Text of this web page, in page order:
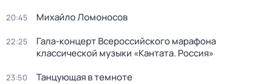
20:45 Михайло Ломоносов
22:25
Гала-концерт Всероссийского марафона
классической музыки «Кантата. Россия»
23:50 Танцующая в темноте